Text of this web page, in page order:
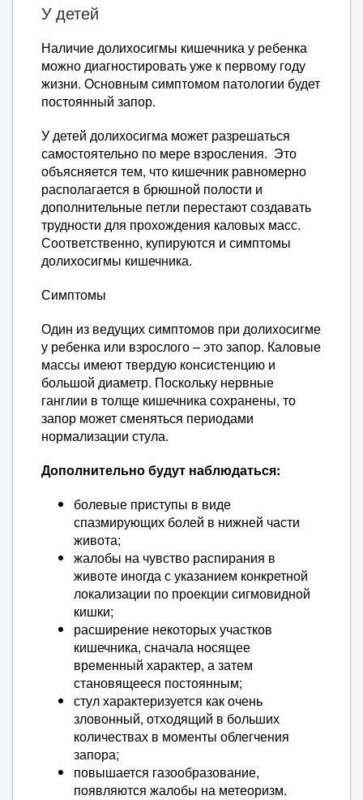
У детей
Наличие долихосигмы кишечника у ребенка
можно диагностировать уже к первому году
жизни. Основным симптомом патологии будет
постоянный запор.
У детей долихосигма может разрешаться
самостоятельно по мере взросления. Это
объясняется тем, что кишечник равномерно
располагается в брюшной полости и
дополнительные петли перестают создавать
трудности для прохождения каловых масс.
Соответственно, купируются и симптомы
долихосигмы кишечника.
Симптомы
Один из ведущих симптомов при долихосигме
у ребенка или взрослого – это запор. Каловые
массы имеют твердую консистенцию и
большой диаметр. Поскольку нервные
ганглии в толще кишечника сохранены, то
запор может сменяться периодами
нормализации стула.
Дополнительно будут наблюдаться:
болевые приступы в виде
спазмирующих болей в нижней части
живота;
жалобы на чувство распирания в
животе иногда с указанием конкретной
локализации по проекции сигмовидной
кишки;
расширение некоторых участков
кишечника, сначала носящее
временный характер, а затем
становящееся постоянным;
стул характеризуется как очень
зловонный, отходящий в больших
количествах в моменты облегчения
запора;
повышается газообразование,
появляются жалобы на метеоризм.